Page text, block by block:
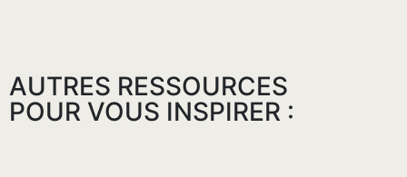
AUTRES RESSOURCES
POUR VOUS INSPIRER :